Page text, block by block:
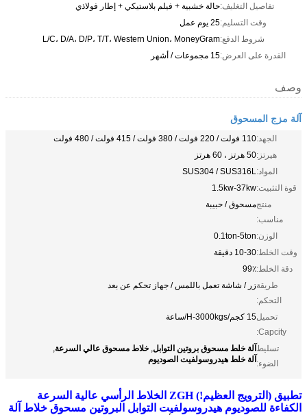
تفاصيل التغليف:حالة خشبية + فيلم بلاستيكي + إطار فولاذي
وقت التسليم:25 يوم عمل
شروط الدفع:L/C، D/A، D/P، T/T، Western Union، MoneyGram
القدرة على العرض:15 مجموعات / أشهر
وصف
آلة مزج المسحوق
الجهد:110 فولت / 220 فولت / 380 فولت / 415 فولت / 480 فولت
هيرتز:50 هرتز ، 60 هرتز
المواد:SUS304 / SUS316L
قوة التثبيت:1.5kw-37kw
منتج
مناسب:
مسحوق / حبيبة
الوزن:0.1ton-5ton
وقت الخلط:10-30 دقيقة
دقة الخلط:99٪
طريقة
التحكم:
زر / شاشة تعمل باللمس / جهاز تحكم عن بعد
تحميل
Capcity:
15 كجم/H-3000kgs/ساعة
تسليط
الضوء:
آلة خلط مسحوق بروتين التوابل, خلاط مسحوق عالي السرعة,
آلة خلط هيدروسولفيت الصوديوم
تطبيق (الترويج العظيم!) ZGH الخلاط الرأسي عالية السرعة
الكفاءة للصوديوم هيدروسولفيت التوابل البروتين مسحوق خلاط آلة